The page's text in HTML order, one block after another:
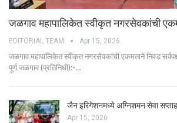
जळगाव महापालिकेत स्वीकृत नगरसेवकांची
EDITORIAL TEAM Apr 15, 2026
जळगाव महापालिकेत स्वीकृत नगरसेवकांची एकमताने निवड
पूर्ण जळगाव (प्रतिनिधी):-…
जैन इरिगेशनमध्ये अग्निशमन सेवा
Apr 15, 2026